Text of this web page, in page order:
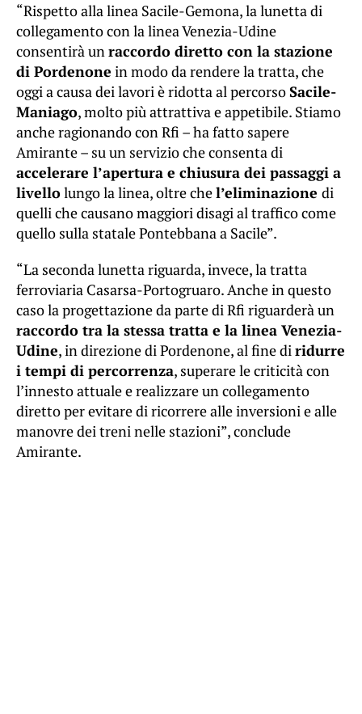
“Rispetto alla linea Sacile-Gemona, la lunetta di
collegamento con la linea Venezia-Udine
consentirà unraccordo diretto con la stazione
di Pordenone in modo da rendere la tratta, che
oggi a causa dei lavori è ridotta al percorsoSacile-
Maniago, molto più attrattiva e appetibile. Stiamo
anche ragionando con Rfi – ha fatto sapere
Amirante – su un servizio che consenta di
accelerare l’apertura e chiusura dei passaggi a
livellolungo la linea, oltre chel’eliminazione di
quelli che causano maggiori disagi al traffico come
quello sulla statale Pontebbana a Sacile”.
“La seconda lunetta riguarda, invece, la tratta
ferroviaria Casarsa-Portogruaro. Anche in questo
caso la progettazione da parte di Rfi riguarderà un
raccordo tra la stessa tratta e la linea Venezia-
Udine, in direzione di Pordenone, al fine diridurre
i tempi di percorrenza, superare le criticità con
l’innesto attuale e realizzare un collegamento
diretto per evitare di ricorrere alle inversioni e alle
manovre dei treni nelle stazioni”, conclude
Amirante.